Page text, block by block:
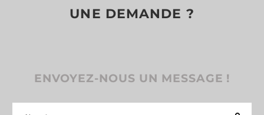
UNE DEMANDE ?
ENVOYEZ-NOUS UN MESSAGE !